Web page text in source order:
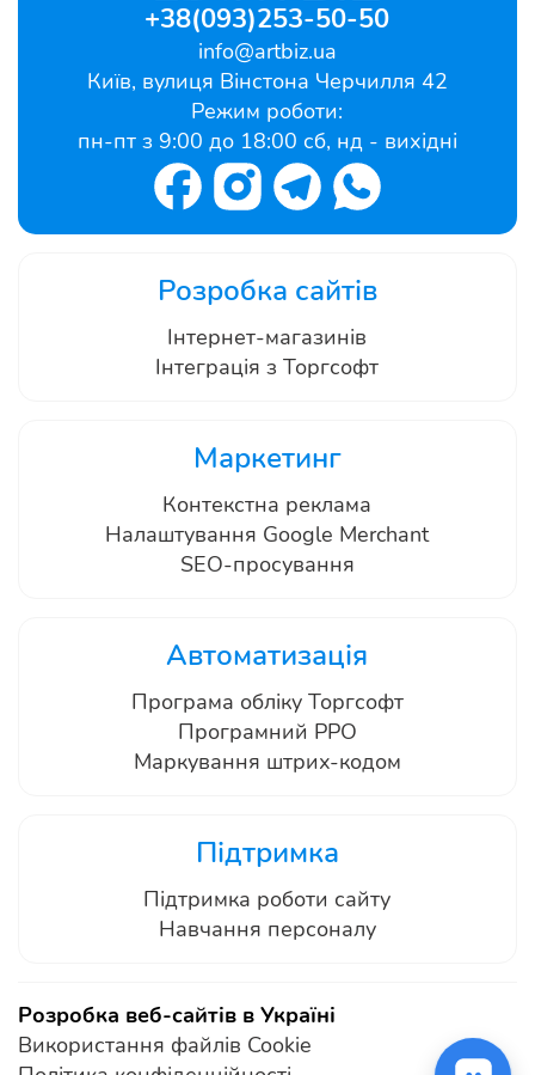
+38(093)253-50-50
info@artbiz.ua
Київ, вулиця Вінстона Черчилля 42
Режим роботи:
пн-пт з 9:00 до 18:00 сб, нд - вихідні
Розробка сайтів
Інтернет-магазинів
Інтеграція з Торгсофт
Маркетинг
Контекстна реклама
Налаштування Google Merchant
SEO-просування
Автоматизація
Програма обліку Торгсофт
Програмний РРО
Маркування штрих-кодом
Підтримка
Підтримка роботи сайту
Навчання персоналу
Розробка веб-сайтів в Україні
Використання файлів Cookie